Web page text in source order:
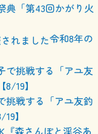
典「第43回かがり火
令和8年の
挑戦する「アユ友釣
】